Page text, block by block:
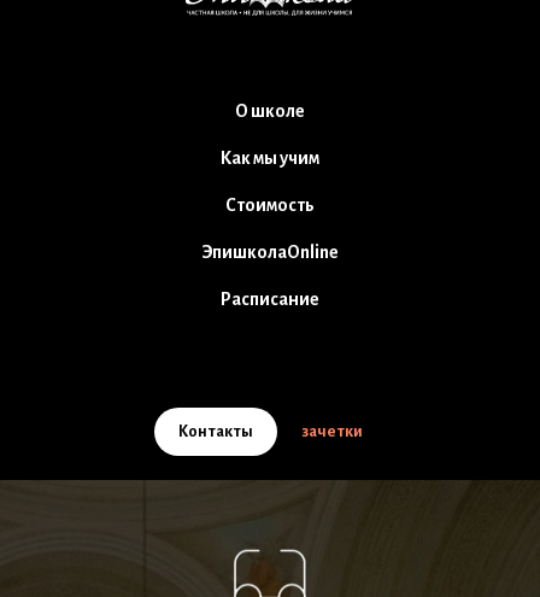
О школе
Как мы учим
Стоимость
ЭпишколаOnline
Расписание
Контакты зачетки